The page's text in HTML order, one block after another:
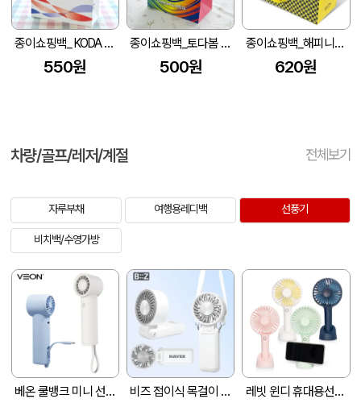
종이쇼핑백_ KODA (270x110x360mm)
550원
종이쇼핑백_토다봄 (250x130x320mm)
500원
종이쇼핑백_해피니스 (300x130x350mm)
620원
차량/골프/레저/계절 전체보기
자루부채 여행용레디백 선풍기
비치백/수영가방
베온 쿨뱅크 미니 선풍기 비즈 접이식 목걸이 펠티어 냉각 에어컨 선풍기 5000mAh 레빗 윈디 휴대용선풍기 2000mAh C타입충전 스마트폰거치대겸용